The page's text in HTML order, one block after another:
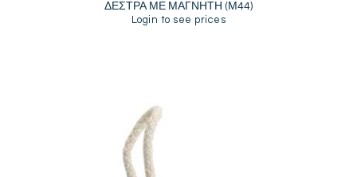
ΔΕΣΤΡΑ ΜΕ ΜΑΓΝΗΤΗ (Μ44)
Login to see prices